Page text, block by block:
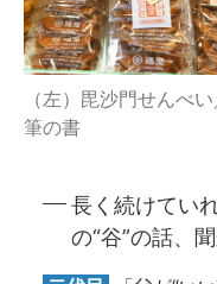
（左）毘沙門せんべ
筆の書
長く続けてい
の“谷”の話、